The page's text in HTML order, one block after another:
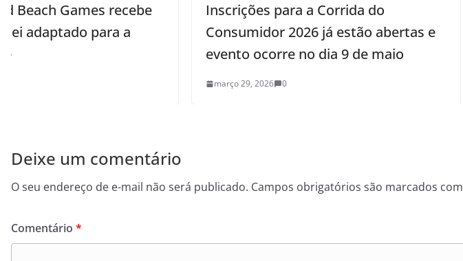
Inscrições para a Corrida do
Consumidor 2026 já estão abertas e
evento ocorre no dia 9 de maio
Deixe um comentário
O seu endereço de e-mail não será publicado. Campos obrigatórios são marcados com
Comentário *